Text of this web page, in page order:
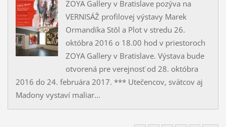
ZOYA Gallery v Bratislave pozýva na
VERNISÁŽ profilovej výstavy Marek
Ormandíka Stôl a Plot v stredu 26.
októbra 2016 o 18.00 hod v priestoroch
ZOYA Gallery v Bratislave. Výstava bude
otvorená pre verejnosť od 28. októbra
2016 do 24. februára 2017. *** Utečencov, svätcov aj
Madony vystaví maliar...